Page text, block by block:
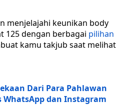
menjelajahi keunikan body
125 dengan berbagai pilihan
kamu takjub saat melihat
Dari Para Pahlawan
WhatsApp dan Instagram